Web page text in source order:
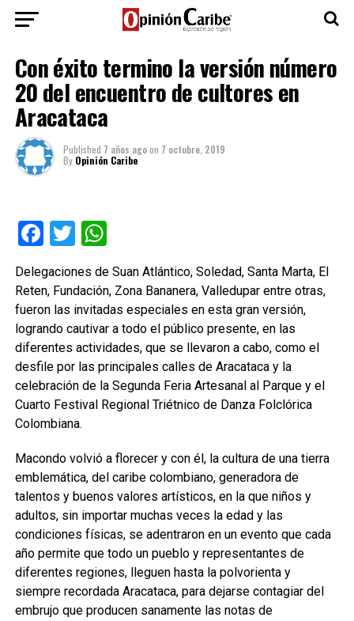
Con éxito termino la versión número
20 del encuentro de cultores en
Aracataca
Published 7 años agoon 7 octubre, 2019
By Opinión Caribe
Facebook
TwitterWhatsApp
Delegaciones de Suan Atlántico, Soledad, Santa Marta, El
Reten, Fundación, Zona Bananera, Valledupar entre otras,
fueron las invitadas especiales en esta gran versión,
logrando cautivar a todo el público presente, en las
diferentes actividades, que se llevaron a cabo, como el
desfile por las principales calles de Aracataca y la
celebración de la Segunda Feria Artesanal al Parque y el
Cuarto Festival Regional Triétnico de Danza Folclórica
Colombiana.
Macondo volvió a florecer y con él, la cultura de una tierra
emblemática, del caribe colombiano, generadora de
talentos y buenos valores artísticos, en la que niños y
adultos, sin importar muchas veces la edad y las
condiciones físicas, se adentraron en un evento que cada
año permite que todo un pueblo y representantes de
diferentes regiones, lleguen hasta la polvorienta y
siempre recordada Aracataca, para dejarse contagiar del
embrujo que producen sanamente las notas de